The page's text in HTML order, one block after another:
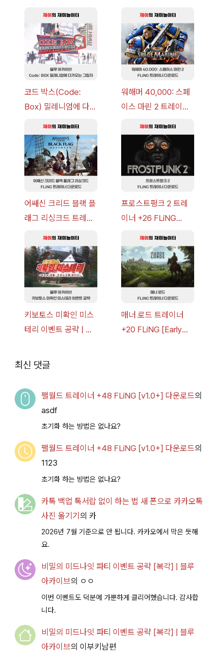
코드 박스(Code:
Box) 밀레니엄에 다가
략 [복각] | 블루 아카
이브
워해머 40,000: 스페
이스 마린 2 트레이너
v14.0+] 다운로드
어쌔신 크리드 블랙 플
래그 리싱크드 트레이
v1.0+] 다운로드
프로스트펑크 2 트레
이너 +26 FLiNG
드
키보토스 미확인 미스
테리 이벤트 공략 | 블
매너 로드 트레이너
+20 FLiNG [Early
최신 댓글
팰월드 트레이너 +48 FLiNG [v1.0+] 다운로드의
asdf
초기화 하는 방법은 없나요?
팰월드 트레이너 +48 FLiNG [v1.0+] 다운로드의
1123
초기화 하는 방법은 없나요?
카톡 백업 톡서랍 없이 하는 법 새 폰으로 카카오톡
사진 옮기기 의 카
2026년 7월 기준으로 안 됩니다. 카카오에서 막은 듯해
요.
비밀의 미드나잇 파티 이벤트 공략 [복각] | 블루
아카이브의 ㅇㅇ
이번 이벤트도 덕분에 가뿐하게 클리어했습니다. 감사합
니다.
비밀의 미드나잇 파티 이벤트 공략 [복각] | 블루
아카이브의 이부키남편